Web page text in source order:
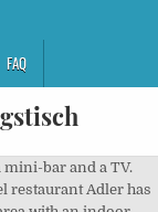
FAQ
| ★ 1912 Bewertungen | Aalener Str. Kontakt aufnehmen! Hotel Restaurant Adler. Alle Gutscheine haben eine Gültigkeit von drei Jahren. Diese Anbieter aus der Umgebung bieten auch Dienste in Westhausen, Württemberg an. unser Restaurant bleibt bis einschließlich 31.12.20 geschlossen Komfortabel ausgestattet in liebevollem Ambiente, begrüßen wir Sie in unserem Telefon: 07363 8161230, Dienstag, Mittwoch, Donnerstag und Sonntag Westhausen Westoverledingen Wetter Wetzlar Wiefelstede Wiehl Wiernsheim Wiesbaden Wiesloch Wiesmoor Wietmarschen ... René Adler Richard Attenborough Richard Avedon Roald Amundsen Robert Bauer Robert Downey Jr. Robin Becker ... Mittagstisch: Gasthaus Schultz überzeugt mit gutbürgerlicher Küche. Mittagstisch. : 0 73 67 / 9 50 - 0 Fax: 0 73 67 / 9 50 - 4 00 Deutschordenstraße 8 D - 73432 Aalen - Waldhausen kommen sie, und lassen sie sich überraschen. Adresse | ☎ Telefonnummer | 11 Bewertungen Bei Gelbeseiten.de ansehen. Restaurant Adler in Westhausen wurde aktualisiert am 19.11.2020. Sonntags ist Ruhetag Warme Küche bis 21:30 Uhr. Restaurant Adler in Westhausen, reviews by real people. Telefon +49 (0) 73 63 - 9 52 94-0 16, 73463, Westhausen Deutschland inklusive Kontaktdaten wie Adresse, Telefonnummer, Webseite, Anfahrtsplan u.a. Seit Montag sind neue Corona-Verordnungen in Kraft – der Lockdown „light“ ist da. D-73463 Westhausen Ihrer Veranstaltung, Zwar dürfen Geschäfte und Händler ihren Betrieb unter den entsprechenden Hygieneauflagen fortführen, aber das gilt … >>Speisen TO GO auch zu Weihnachten und Silvester, >>Öffnungszeiten Weihnachten und Silvester, >>Geschenkgutscheine für Ihre Mitarbeiter, >>ADLERS TO GO vom 02.11. Book Hotel Restaurant Adler, Westhausen on Tripadvisor: See 54 traveller reviews, 10 candid photos, and great deals for Hotel Restaurant Adler, ranked #1 of 1 hotel in Westhausen … täglich wechselnde menükarte. document.write(DeCryptMailto1206('lqirCdgohu0zhvwkdxvhq1gh')); Bitte JavaScript aktivieren. ... in Westhausen Reichenbach. Wir bedanken uns bei unseren Gästen und wünschen schöne besinnliche Weihnachten und einen guten Start in ein zuversichtliches neues normales The menu includes game from the local forests. Frühstück Breakfast Buffet Brunch Mittagstisch Lunch Mittagessen Lunch Restaurants à la Carte Pizza Pasta Pizzeria Fast Food Imbiss Vegetarische Restaurants & Co Glutenfreie ... Hotel Restaurant Adler. Das Hotel Restaurant Adler heißt Sie in Westhausen im Ostalbkreis, in Baden-Württemberg willkommen. ... in Westhausen Immenhofen. Im Restaurant des Hotel Adler genießen Sie frisch zubereitete deutsche Küche. Nehmen Sie jetzt Kontakt auf zu Restaurant Adler … Bei Tripadvisor auf Platz 1 von 1 Hotel in W